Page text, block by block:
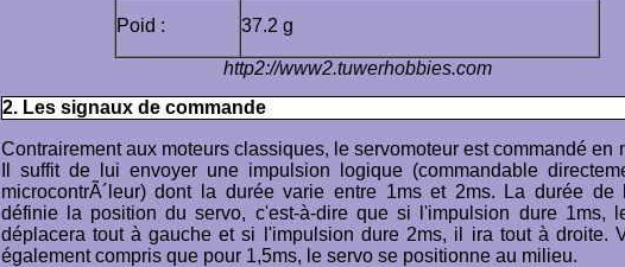
Poid : 37.2 g
http2://www2.tuwerhobbies.com
2. Les signaux de commande
Contrairement aux moteurs classiques, le servomoteur est commandé en
Il suffit de lui envoyer une impulsion logique (commandable
microcontrÃ´leur) dont la durée varie entre 1ms et 2ms. La durée de
définie la position du servo, c'est-à-dire que si l'impulsion dure 1ms,
déplacera tout à gauche et si l'impulsion dure 2ms, il ira tout à droite.
également compris que pour 1,5ms, le servo se positionne au milieu.